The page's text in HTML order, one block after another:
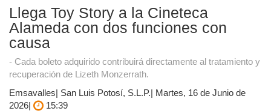
Llega Toy Story a la Cineteca
Alameda con dos funciones con
causa
- Cada boleto adquirido contribuirá directamente al tratamiento y
recuperación de Lizeth Monzerrath.
Emsavalles| San Luis Potosí, S.L.P.| Martes, 16 de Junio de
2026|
15:39